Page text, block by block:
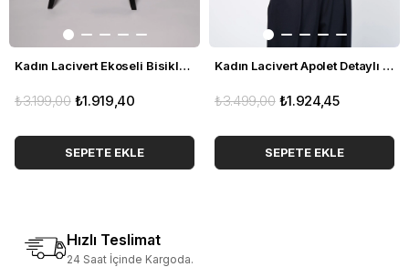
Kadın Lacivert Ekoseli Bisiklet Yaka Crop Blazer
₺1.919,40
₺3.199,00
SEPETE EKLE
Kadın Lacivert Apolet Detaylı Crop Blazer
₺1.924,45
₺3.499,00
SEPETE EKLE
Hızlı Teslimat
24 Saat İçinde Kargoda.